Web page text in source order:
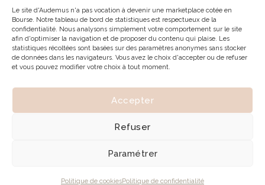
Le site d'Audemus n'a pas vocation à devenir une marketplace cotée en
Bourse. Notre tableau de bord de statistiques est respectueux de la
confidentialité. Nous analysons simplement votre comportement sur le site
afin d'optimiser la navigation et de proposer du contenu qui plaise. Les
statistiques récoltées sont basées sur des paramètres anonymes sans stocker
de données dans les navigateurs. Vous avez le choix d'accepter ou de refuser
et vous pouvez modifier votre choix à tout moment.
Accepter
Refuser
Paramétrer
Politique de cookiesPolitique de confidentialité
© 2026 | Tous droits réservés à Audemus